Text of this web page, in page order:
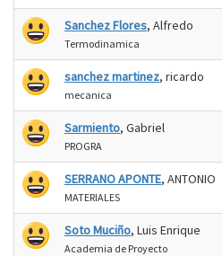
Sanchez Flores, Alfredo
Termodinamica
sanchez martinez, ricardo
mecanica
Sarmiento, Gabriel
PROGRA
SERRANO APONTE, ANTONIO
MATERIALES
Soto Muciño, Luis Enrique
Academia de Proyecto